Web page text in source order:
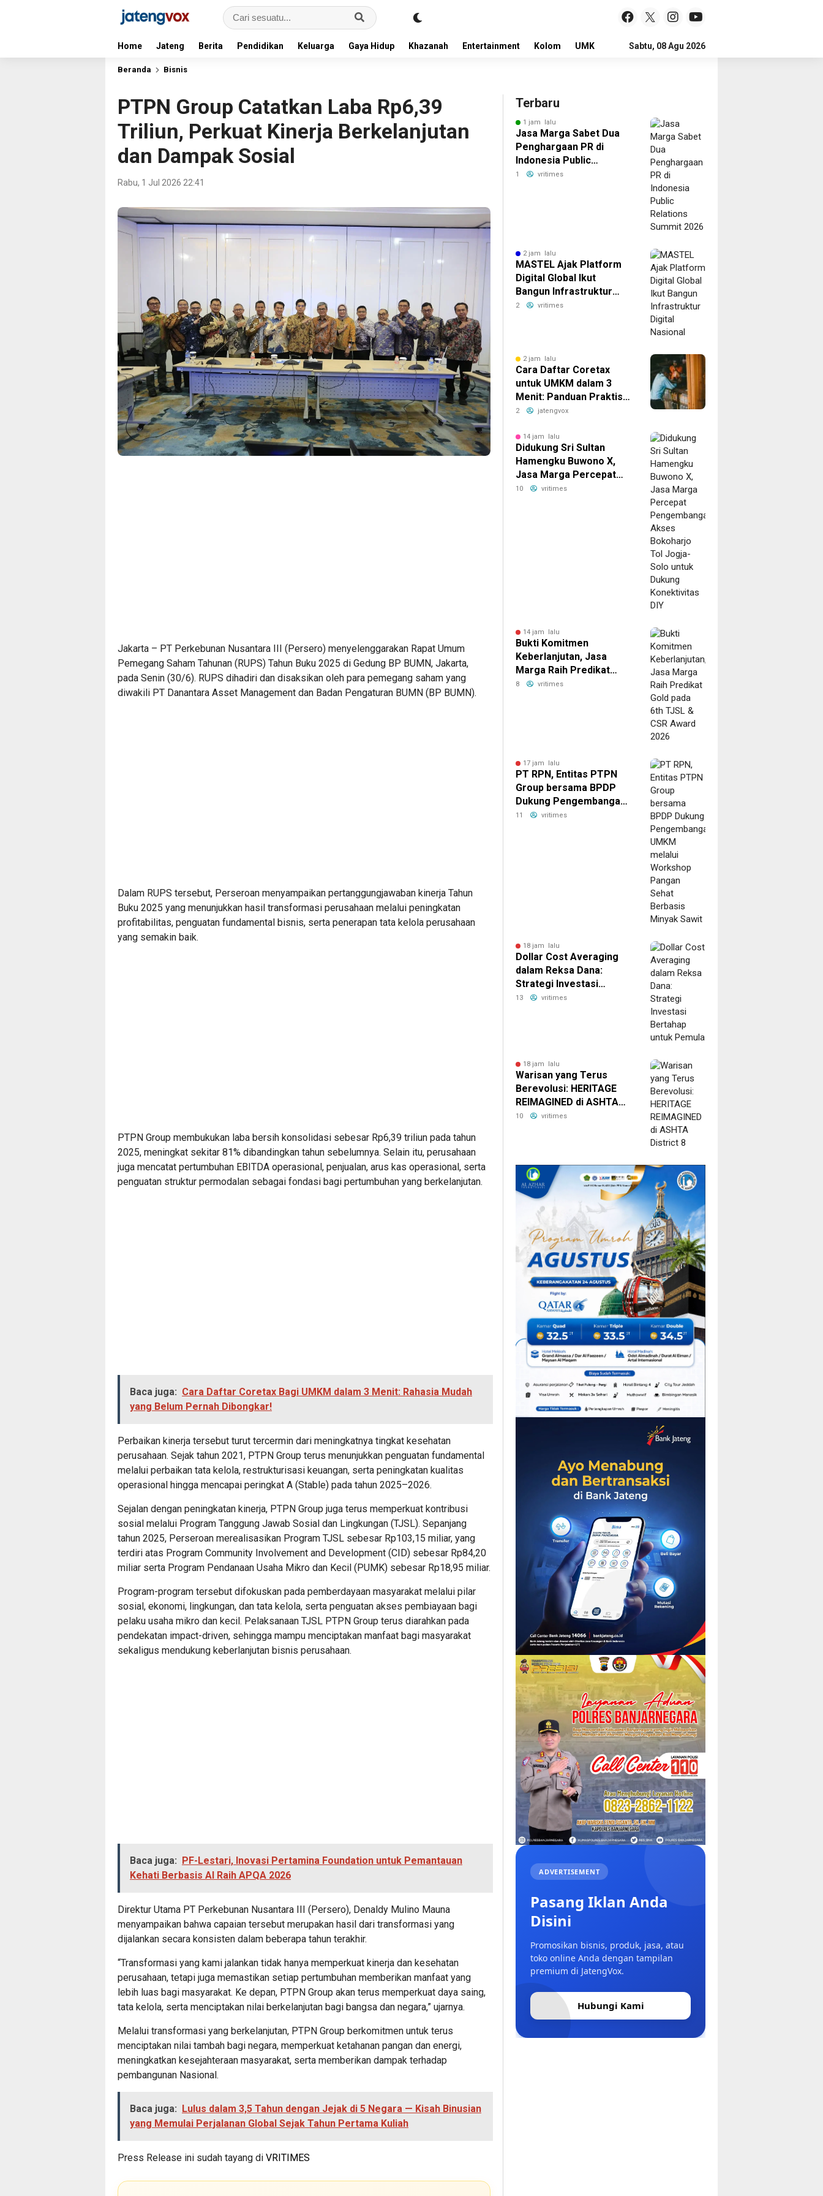
Home Jateng Berita Pendidikan Keluarga Gaya Hidup Khazanah Entertainment Kolom UMKM LOKER
Sabtu, 08 Agu 2026
Beranda Bisnis
PTPN Group Catatkan Laba Rp6,39
Triliun, Perkuat Kinerja Berkelanjutan
dan Dampak Sosial
Rabu, 1 Jul 2026 22:41
Jakarta – PT Perkebunan Nusantara III (Persero) menyelenggarakan Rapat Umum
Pemegang Saham Tahunan (RUPS) Tahun Buku 2025 di Gedung BP BUMN, Jakarta,
pada Senin (30/6). RUPS dihadiri dan disaksikan oleh para pemegang saham yang
diwakili PT Danantara Asset Management dan Badan Pengaturan BUMN (BP BUMN).
Dalam RUPS tersebut, Perseroan menyampaikan pertanggungjawaban kinerja Tahun
Buku 2025 yang menunjukkan hasil transformasi perusahaan melalui peningkatan
profitabilitas, penguatan fundamental bisnis, serta penerapan tata kelola perusahaan
yang semakin baik.
PTPN Group membukukan laba bersih konsolidasi sebesar Rp6,39 triliun pada tahun
2025, meningkat sekitar 81% dibandingkan tahun sebelumnya. Selain itu, perusahaan
juga mencatat pertumbuhan EBITDA operasional, penjualan, arus kas operasional, serta
penguatan struktur permodalan sebagai fondasi bagi pertumbuhan yang berkelanjutan.
Baca juga: Cara Daftar Coretax Bagi UMKM dalam 3 Menit: Rahasia Mudah
yang Belum Pernah Dibongkar!
Perbaikan kinerja tersebut turut tercermin dari meningkatnya tingkat kesehatan
perusahaan. Sejak tahun 2021, PTPN Group terus menunjukkan penguatan fundamental
melalui perbaikan tata kelola, restrukturisasi keuangan, serta peningkatan kualitas
operasional hingga mencapai peringkat A (Stable) pada tahun 2025–2026.
Sejalan dengan peningkatan kinerja, PTPN Group juga terus memperkuat kontribusi
sosial melalui Program Tanggung Jawab Sosial dan Lingkungan (TJSL). Sepanjang
tahun 2025, Perseroan merealisasikan Program TJSL sebesar Rp103,15 miliar, yang
terdiri atas Program Community Involvement and Development (CID) sebesar Rp84,20
miliar serta Program Pendanaan Usaha Mikro dan Kecil (PUMK) sebesar Rp18,95 miliar.
Program-program tersebut difokuskan pada pemberdayaan masyarakat melalui pilar
sosial, ekonomi, lingkungan, dan tata kelola, serta penguatan akses pembiayaan bagi
pelaku usaha mikro dan kecil. Pelaksanaan TJSL PTPN Group terus diarahkan pada
pendekatan impact-driven, sehingga mampu menciptakan manfaat bagi masyarakat
sekaligus mendukung keberlanjutan bisnis perusahaan.
Baca juga: PF-Lestari, Inovasi Pertamina Foundation untuk Pemantauan
Kehati Berbasis AI Raih APQA 2026
Direktur Utama PT Perkebunan Nusantara III (Persero), Denaldy Mulino Mauna
menyampaikan bahwa capaian tersebut merupakan hasil dari transformasi yang
dijalankan secara konsisten dalam beberapa tahun terakhir.
“Transformasi yang kami jalankan tidak hanya memperkuat kinerja dan kesehatan
perusahaan, tetapi juga memastikan setiap pertumbuhan memberikan manfaat yang
lebih luas bagi masyarakat. Ke depan, PTPN Group akan terus memperkuat daya saing,
tata kelola, serta menciptakan nilai berkelanjutan bagi bangsa dan negara,” ujarnya.
Melalui transformasi yang berkelanjutan, PTPN Group berkomitmen untuk terus
menciptakan nilai tambah bagi negara, memperkuat ketahanan pangan dan energi,
meningkatkan kesejahteraan masyarakat, serta memberikan dampak terhadap
pembangunan Nasional.
Baca juga: Lulus dalam 3,5 Tahun dengan Jejak di 5 Negara — Kisah Binusian
yang Memulai Perjalanan Global Sejak Tahun Pertama Kuliah
Press Release ini sudah tayang di VRITIMES
Terbaru
1 jam lalu
Jasa Marga Sabet Dua
Penghargaan PR di
Indonesia Public
Relations Summit 2026
1 vritimes
2 jam lalu
MASTEL Ajak Platform
Digital Global Ikut
Bangun Infrastruktur
Digital Nasional
2 vritimes
2 jam lalu
Cara Daftar Coretax
untuk UMKM dalam 3
Menit: Panduan Praktis
yang Bikin Bisnis Anda
2 jatengvox
14 jam lalu
Didukung Sri Sultan
Hamengku Buwono X,
Jasa Marga Percepat
Pengembangan Akses
10 vritimes
14 jam lalu
Bukti Komitmen
Keberlanjutan, Jasa
Marga Raih Predikat
Gold pada 6th TJSL &
8 vritimes
17 jam lalu
PT RPN, Entitas PTPN
Group bersama BPDP
Dukung Pengembangan
UMKM melalui Workshop
11 vritimes
18 jam lalu
Dollar Cost Averaging
dalam Reksa Dana:
Strategi Investasi
Bertahap untuk Pemula
13 vritimes
18 jam lalu
Warisan yang Terus
Berevolusi: HERITAGE
REIMAGINED di ASHTA
District 8
10 vritimes
ADVERTISEMENT
Pasang Iklan Anda
Disini
Promosikan bisnis, produk, jasa, atau
toko online Anda dengan tampilan
premium di JatengVox.
Hubungi Kami